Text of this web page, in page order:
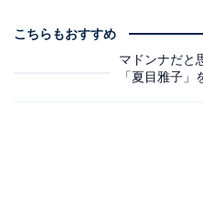
こちらもおすすめ
マドンナだと
「夏目雅子」